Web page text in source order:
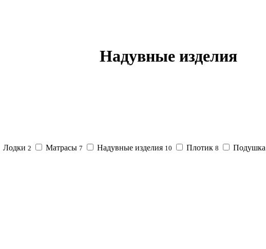
Надувные изделия
Лодки 2 Матрасы 7 Надувные изделия 10 Плотик 8 Подушка